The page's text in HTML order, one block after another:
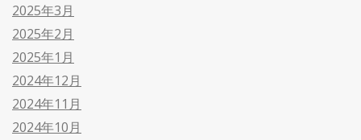
2025年3月
2025年2月
2025年1月
2024年12月
2024年11月
2024年10月